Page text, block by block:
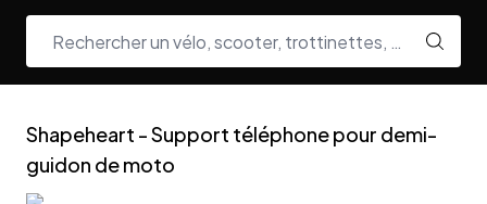
Shapeheart -Support téléphone pour demi-
guidon de moto